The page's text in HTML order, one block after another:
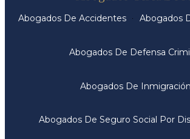
Abogados De Accidentes Abogados
Abogados De Defensa
Abogados De Inmigración
Abogados De Seguro Social Por